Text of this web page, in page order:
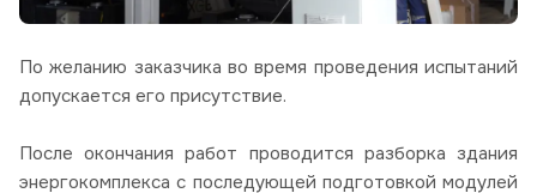
По желанию заказчика во время проведения испытаний
допускается его присутствие.
После окончания работ проводится разборка здания
энергокомплекса с последующей подготовкой модулей